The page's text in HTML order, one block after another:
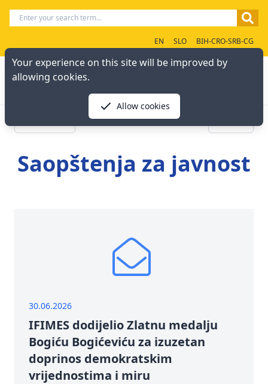
EN SLO BIH-CRO-SRB-CG
Saopštenja za javnost
30.06.2026
IFIMES dodijelio Zlatnu medalju
Bogiću Bogićeviću za izuzetan
doprinos demokratskim
vrijednostima i miru
Your experience on this site will be improved by
allowing cookies.
Allow cookies